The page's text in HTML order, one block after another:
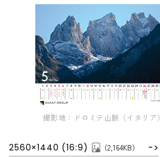
撮影地：ドロミテ山脈（イタリア）
2560×1440 (16:9) （2,164KB）